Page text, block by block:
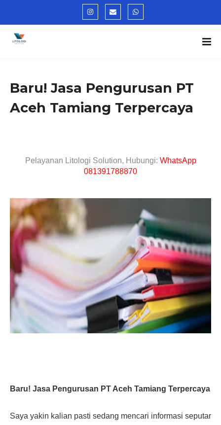
Baru! Jasa Pengurusan PT
Aceh Tamiang Terpercaya
Pelayanan Litologi Solution, Hubungi: WhatsApp
081391788870
Baru! Jasa Pengurusan PT Aceh Tamiang Terpercaya
Saya yakin kalian pasti sedang mencari informasi seputar